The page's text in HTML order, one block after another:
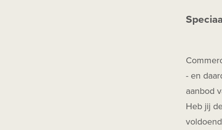
- en
aanbod
Heb jij